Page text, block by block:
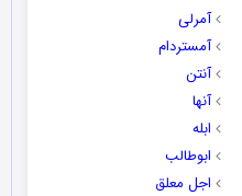
آمرلی
آمستردام
آنتن
آنها
ابله
ابوطالب
اجل معلق